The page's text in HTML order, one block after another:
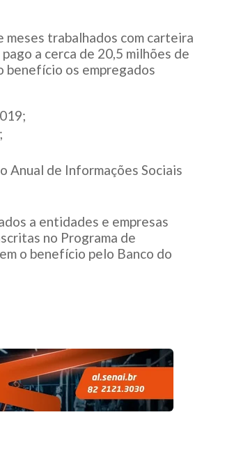
meses trabalhados com carteira
a cerca de 20,5 milhões de
benefício os empregados
de Informações Sociais
a entidades e empresas
no Programa de
o benefício pelo Banco do